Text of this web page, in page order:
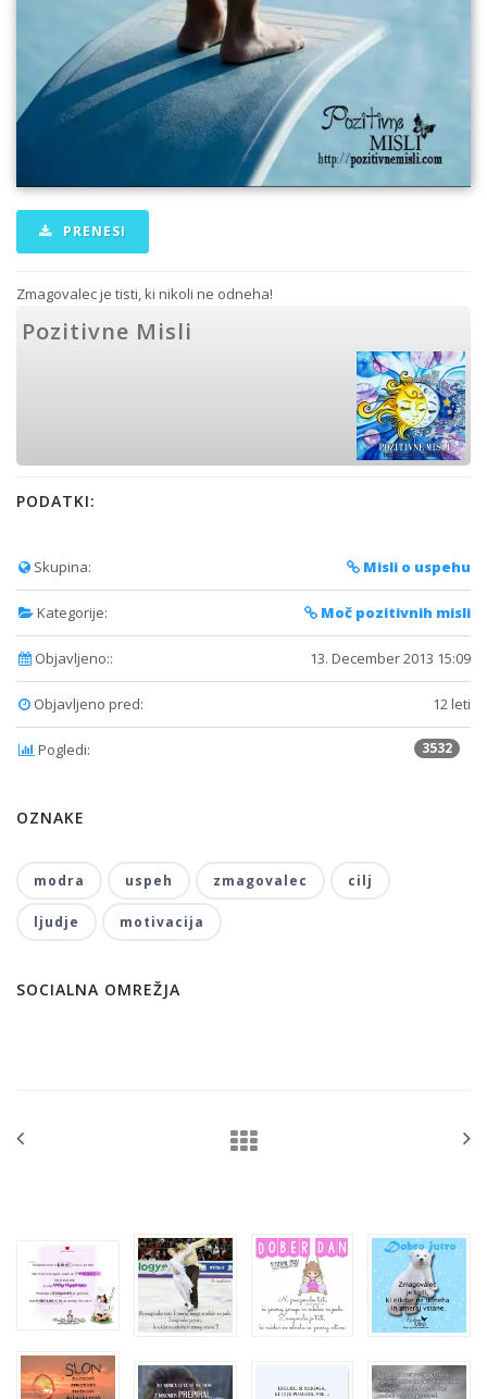
PRENESI
Zmagovalec je tisti, ki nikoli ne odneha!
Pozitivne Misli
PODATKI:
Skupina: Misli o uspehu
Kategorije: Moč pozitivnih misli
Objavljeno:: 13. December 2013 15:09
Objavljeno pred: 12 leti
Pogledi: 3532
OZNAKE
modra uspeh zmagovalec cilj
ljudje motivacija
SOCIALNA OMREŽJA